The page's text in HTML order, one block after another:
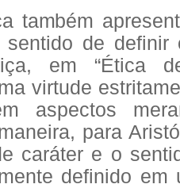
também
sentido de
em “Ética
virtude
aspectos
para
caráter e o
definido em